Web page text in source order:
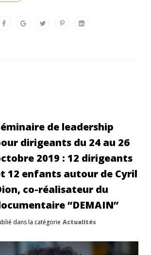
de leadership
dirigeants du 24 au 26
2019 : 12 dirigeants
12 enfants autour de Cyril
co-réalisateur du
“DEMAIN”
dans la catégorie Actualités